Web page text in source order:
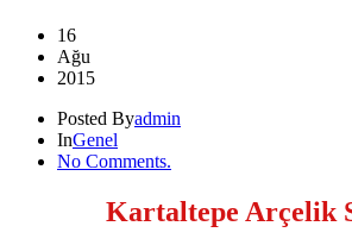
16
Ağu
2015
Posted Byadmin
InGenel
No Comments.
Kartaltepe Arçelik